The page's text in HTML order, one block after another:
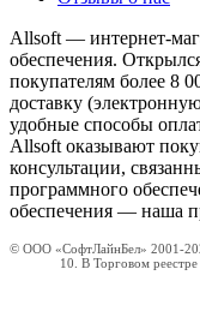
Allsoft — интернет-
обеспечения.
покупателям более 8
доставку
удобные способы
Allsoft оказывают
консультации,
программного
обеспечения — наша
© ООО «СофтЛайнБел» 2001-
10. В Торговом